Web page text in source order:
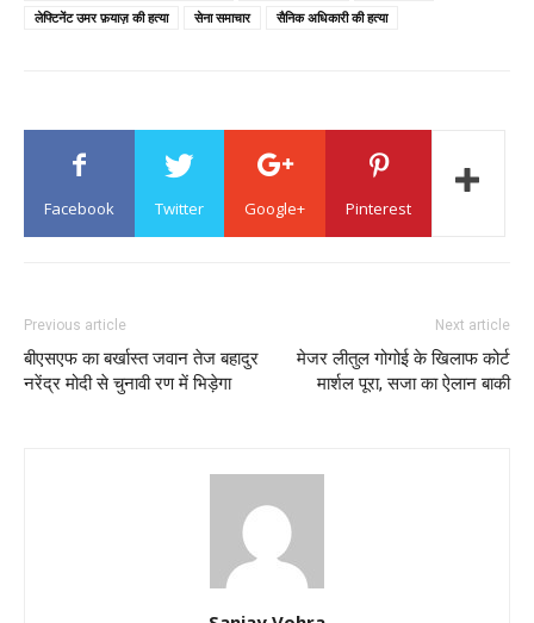
लेफ्टिनेंट उमर फ़याज़ की हत्या
सेना समाचार सैनिक अधिकारी की हत्या
Facebook Twitter Google+ Pinterest
Previous article
बीएसएफ का बर्खास्त जवान तेज बहादुर
नरेंद्र मोदी से चुनावी रण में भिड़ेगा
Next article
मेजर लीतुल गोगोई के खिलाफ कोर्ट
मार्शल पूरा, सजा का ऐलान बाकी